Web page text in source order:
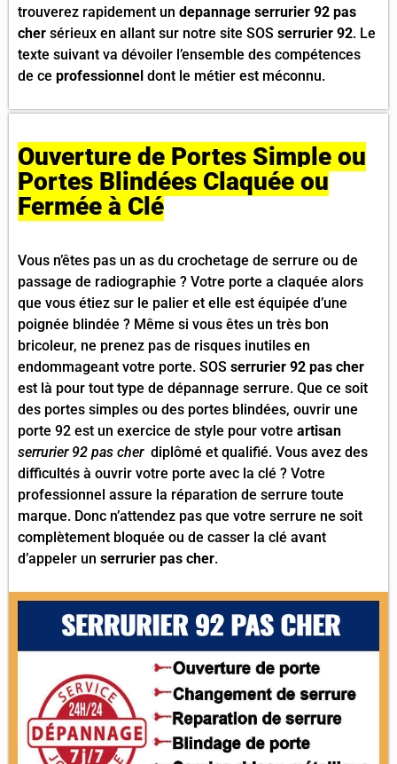
trouverez rapidement un depannage serrurier 92 pas
cher sérieux en allant sur notre site SOS serrurier 92. Le
texte suivant va dévoiler l’ensemble des compétences
de ce professionnel dont le métier est méconnu.
Ouverture de Portes Simple ou
Portes Blindées Claquée ou
Fermée à Clé
Vous n’êtes pas un as du crochetage de serrure ou de
passage de radiographie ? Votre porte a claquée alors
que vous étiez sur le palier et elle est équipée d’une
poignée blindée ? Même si vous êtes un très bon
bricoleur, ne prenez pas de risques inutiles en
endommageant votre porte. SOS serrurier 92 pas cher
est là pour tout type de dépannage serrure. Que ce soit
des portes simples ou des portes blindées, ouvrir une
porte 92 est un exercice de style pour votre artisan
serrurier 92 pas cherdiplômé et qualifié. Vous avez des
difficultés à ouvrir votre porte avec la clé ? Votre
professionnel assure la réparation de serrure toute
marque. Donc n’attendez pas que votre serrure ne soit
complètement bloquée ou de casser la clé avant
d’appeler un serrurier pas cher.